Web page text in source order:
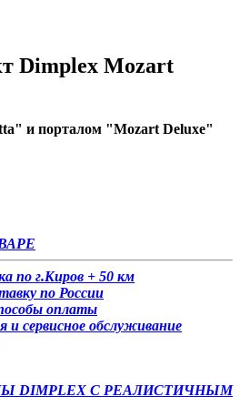
Dimplex Mozart
и порталом "Mozart Deluxe"
по г.Киров + 50 км
по России
оплаты
и сервисное обслуживание
DIMPLEX С РЕАЛИСТИЧНЫМ